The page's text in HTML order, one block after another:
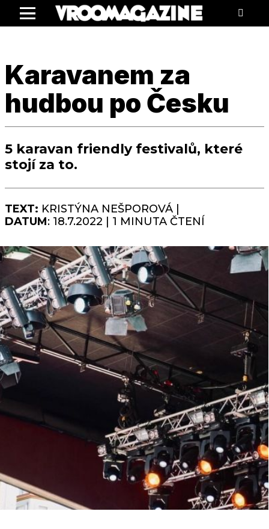
Menu
Karavanem za
hudbou po Česku
5 karavan friendly festivalů, které
stojí za to.
TEXT: KRISTÝNA NEŠPOROVÁ |
DATUM: 18.7.2022 | 1 MINUTA ČTENÍ